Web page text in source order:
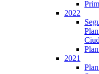
2022
2021